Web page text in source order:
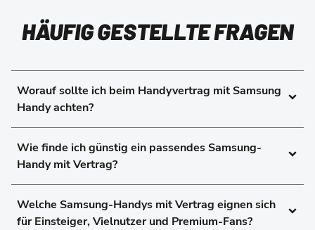
HÄUFIG GESTELLTE FRAGEN
Worauf sollte ich beim Handyvertrag mit Samsung
Handy achten?
Wie finde ich günstig ein passendes Samsung-
Handy mit Vertrag?
Welche Samsung-Handys mit Vertrag eignen sich
für Einsteiger, Vielnutzer und Premium-Fans?